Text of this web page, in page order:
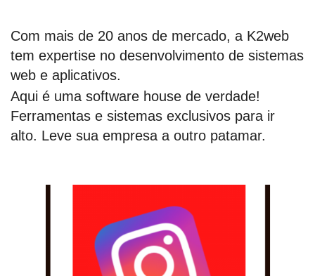
Com mais de 20 anos de mercado, a K2web
tem expertise no desenvolvimento de sistemas
web e aplicativos.
Aqui é uma software house de verdade!
Ferramentas e sistemas exclusivos para ir
alto. Leve sua empresa a outro patamar.